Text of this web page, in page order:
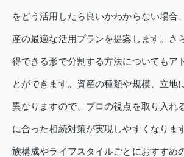
をどう活用したら良いかわからない場合
産の最適な活用プランを提案します。さ
得できる形で分割する方法についてもア
とができます。資産の種類や規模、立地
異なりますので、プロの視点を取り入れ
に合った相続対策が実現しやすくなりま
族構成やライフスタイルごとにおすすめ